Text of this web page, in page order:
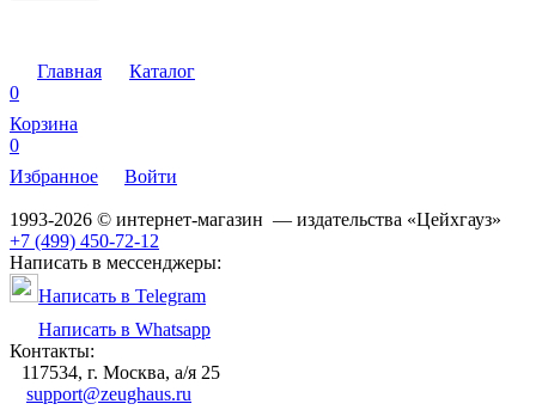
Главная
Каталог
0
Корзина
0
Избранное
Войти
1993-2026 © интернет-магазин — издательства «Цейхгауз»
+7 (499) 450-72-12
Написать в мессенджеры:
Написать в Telegram
Написать в Whatsapp
Контакты:
117534, г. Москва, а/я 25
support@zeughaus.ru